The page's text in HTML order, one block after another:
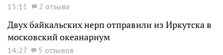
15:11 2 отзыва
Двух байкальских нерп отправили из Иркутска в
московский океанариум
14:27 5 отзывов